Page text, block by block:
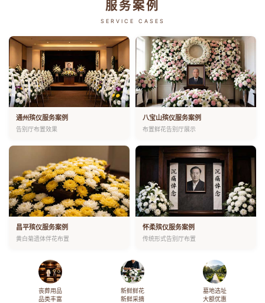
服务案例
SERVICE CASES
通州殡仪服务案例
告别厅布置效果
八宝山殡仪服务案例
布置鲜花告别厅展示
昌平殡仪服务案例
黄白菊遗体伴花布置
怀柔殡仪服务案例
传统形式告别厅布置
丧葬用品
品类丰富
新鲜鲜花
新鲜采摘
墓地选址
大额优惠